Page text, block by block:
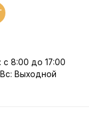
с 8:00 до 17:00
Выходной